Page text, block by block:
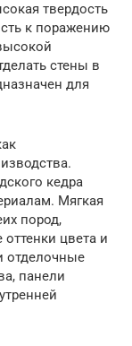
твердость
к поражению
стены в
для
кедра
Мягкая
пород,
цвета и
отделочные
панели